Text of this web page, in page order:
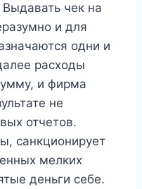
чек на
и для
одни и
расходы
и фирма
не
отчетов.
санкционирует
мелких
деньги себе.